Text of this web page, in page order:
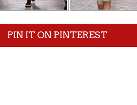
PIN IT ON PINTEREST